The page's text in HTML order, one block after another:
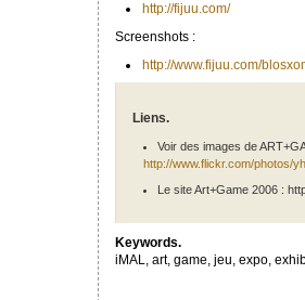
http://fijuu.com/
Screenshots :
http://www.fijuu.com/
Liens.
Voir des images de
http://www.flickr.com/photos/
Le site Art+Game 2006 :
Keywords.
iMAL, art, game, jeu, expo,